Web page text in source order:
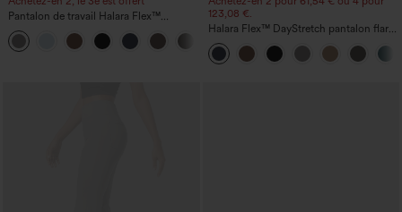
Pantalon de travail Halara Flex™
DayStretch à taille haute, avec poches et
coupe droite
123,08 €.
Halara Flex™ DayStretch pantalon flare
de travail, taille mi-haute, poche latérale
zippée